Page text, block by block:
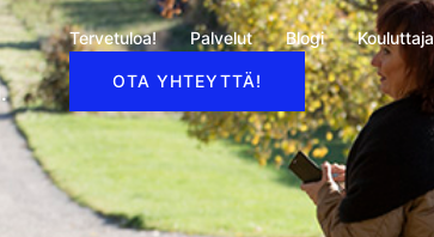
Tervetuloa! Palvelut Blogi Kouluttaja
OTA YHTEYTTÄ!